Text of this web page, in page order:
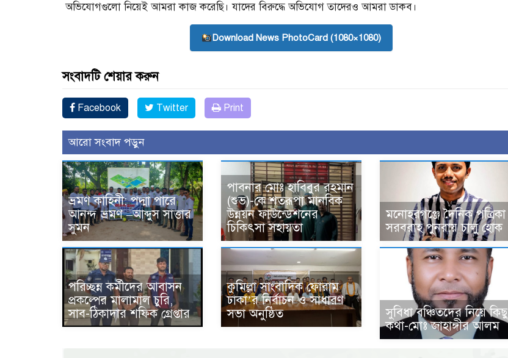
অভিযোগগুলো নিয়েই আমরা কাজ করেছি। যাদের বিরুদ্ধে অভিযোগ তাদেরও আমরা ডাকব।
Download News PhotoCard (1080×1080)
সংবাদটি শেয়ার করুন
Facebook Twitter Print
আরো সংবাদ পড়ুন
ভ্রমণ কাহিনী: পদ্মা পারে
আনন্দ ভ্রমণ –আব্দুস সাত্তার
সুমন
পাবনার মোঃ হাবিবুর রহমান
(শুভ)-কে শতরূপা মানবিক
উন্নয়ন ফাউন্ডেশনের
চিকিৎসা সহায়তা
মনোহরগঞ্জে দৈনিক পত্রিকা
সরবরাহ পুনরায় চালু হোক
পরিচ্ছন্ন কর্মীদের আবাসন
প্রকল্পের মালামাল চুরি,
সাব-ঠিকাদার শফিক গ্রেপ্তার
কুমিল্লা সাংবাদিক ফোরাম
ঢাকা’র নির্বাচন ও সাধারণ
সভা অনুষ্ঠিত
সুবিধা বঞ্চিতদের নিয়ে কিছু
কথা-মোঃ জাহাঙ্গীর আলম